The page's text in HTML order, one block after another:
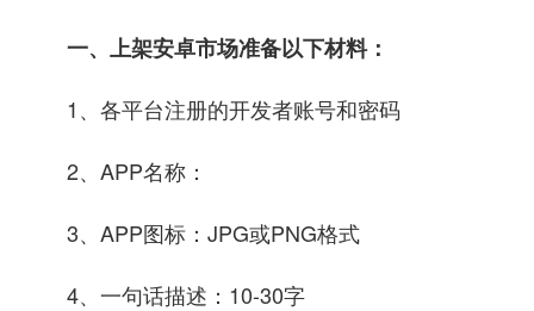
一、上架安卓市场准备以下材料：
1、各平台注册的开发者账号和密码
2、APP名称：
3、APP图标：JPG或PNG格式
4、一句话描述：10-30字